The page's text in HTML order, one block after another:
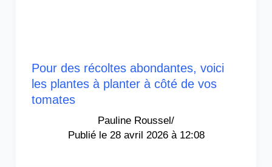
Pour des récoltes abondantes, voici
les plantes à planter à côté de vos
tomates
Pauline Roussel/
28 avril 2026 à 12:08